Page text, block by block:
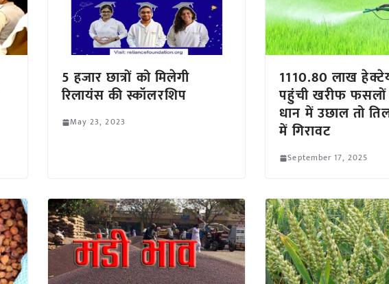
5 हजार छात्रों को मिलेगी
रिलायंस की स्कॉलरशिप
May 23, 2023
1110.80 लाख
पहुंची खरीफ फसलों
धान में उछाल तो
में गिरावट
September 17, 2025